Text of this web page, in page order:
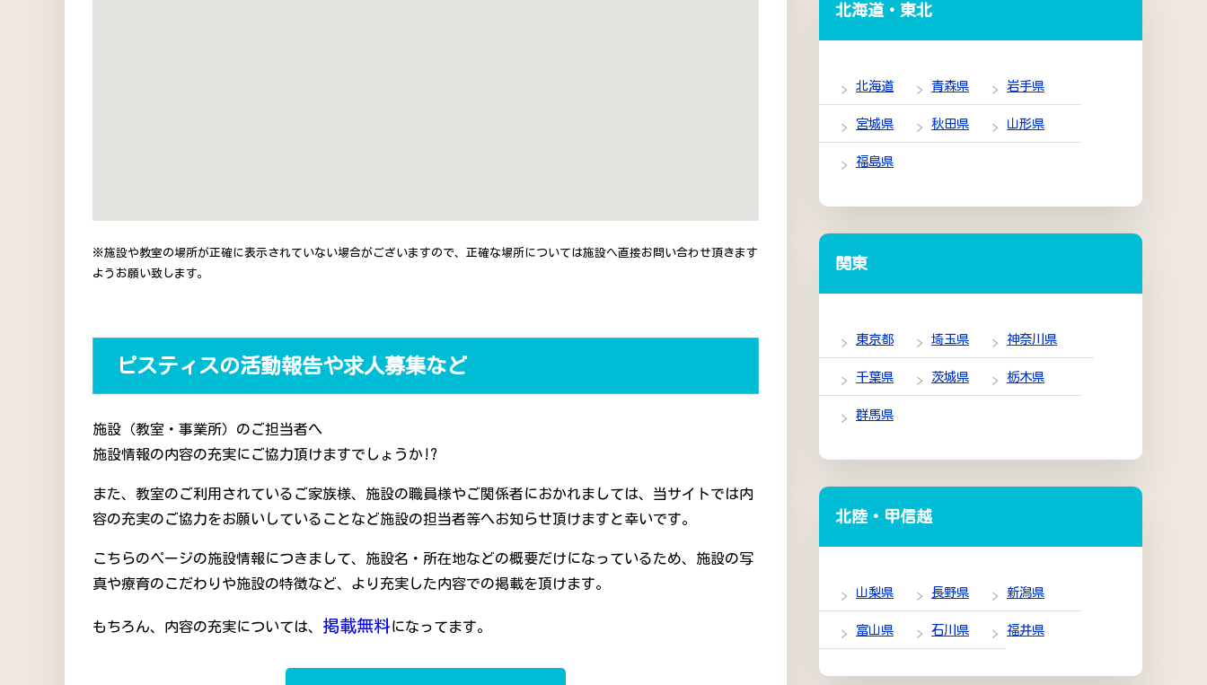
※施設や教室の場所が正確に表示されていない場合がございますので、正確な場所については施設へ直接お問い合わせ頂きます
ようお願い致します。
ピスティスの活動報告や求人募集など
施設（教室・事業所）のご担当者へ
施設情報の内容の充実にご協力頂けますでしょうか!?
また、教室のご利用されているご家族様、施設の職員様やご関係者におかれましては、当サイトでは内
容の充実のご協力をお願いしていることなど施設の担当者等へお知らせ頂けますと幸いです。
こちらのページの施設情報につきまして、施設名・所在地などの概要だけになっているため、施設の写
真や療育のこだわりや施設の特徴など、より充実した内容での掲載を頂けます。
もちろん、内容の充実については、 掲載無料になってます。
北海道・東北
北海道 青森県 岩手県
宮城県 秋田県 山形県
福島県
関東
東京都 埼玉県 神奈川県
千葉県 茨城県 栃木県
群馬県
北陸・甲信越
山梨県 長野県 新潟県
富山県 石川県 福井県